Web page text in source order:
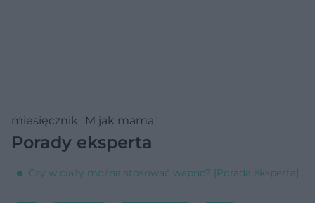
miesięcznik "M jak mama"
Porady eksperta
Czy w ciąży można stosować wapno? [Porada eksperta]